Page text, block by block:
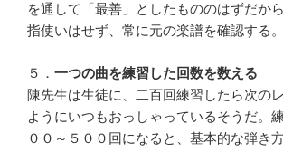
を通して「最善」としたもののはずだか
指使いはせず、常に元の楽譜を確認する。
５． 一つの曲を練習した回数を数える
陳先生は生徒に、二百回練習したら次の
ようにいつもおっしゃっているそうだ。
００～５００回になると、基本的な弾き